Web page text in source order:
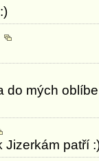
do mých
Jizerkám patří